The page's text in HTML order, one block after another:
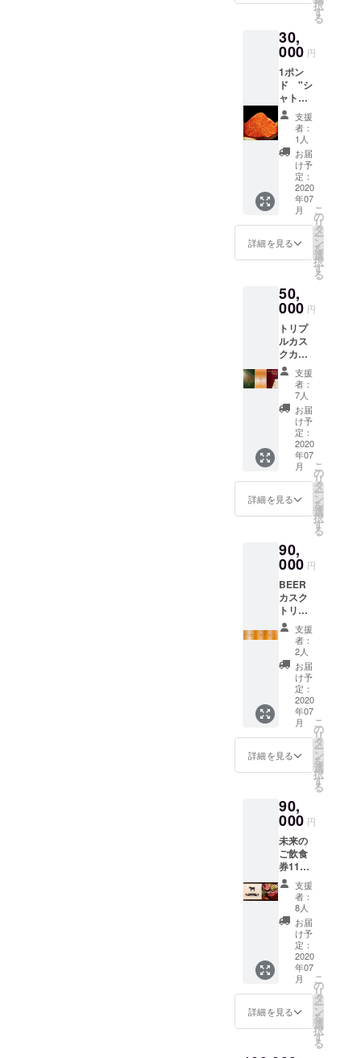
7月まで
有効
択
す
る
30,
000 円
1ポン
ド "シ
ャトー
ブリア
ン” を
スタッ
フと一
緒に食
べる券♪
ご来店
の際に
ご用意
させて
いただ
き、全
す
（笑）
2020年
7月〜
2025年
7月まで
有効
支援
者：
1人
お届
け予
定：
2020
年07
月
詳細を見る
こ
の
リ
タ
ー
ン
を
選
択
す
る
50,
000 円
トリプ
ルカス
クカー
ドセッ
ト ウィ
スキー
カスク
カー
ド、ワ
インカ
スク
カー
ド、
BEER
カスク
トに
なった
お酒を
こよな
く愛す
る人へ
のセッ
￥5500
0→￥50
000
2020年
7月〜
2025年
7月まで
有効
支援
者：
7人
お届
け予
定：
2020
年07
月
詳細を見る
こ
の
リ
タ
ー
ン
を
選
択
す
る
90,
000 円
BEER
カスク
トリプ
ルセッ
ト ブー
ティー
ズと
ビール
をこよ
なく愛
するお
客様へ
￥9900
0→￥90
000
2025年
7月まで
有効
支援
者：
2人
お届
け予
定：
2020
年07
月
詳細を見る
こ
の
リ
タ
ー
ン
を
選
択
す
る
90,
000 円
未来の
ご飲食
券11万
円分使
えます
１マス
千円×１
１０マ
スのご
飲食チ
ケット
です
ブー
ティー
ズをこ
支援
者：
8人
お届
け予
定：
2020
年07
月
詳細を見る
こ
の
リ
タ
ー
ン
を
選
択
す
る